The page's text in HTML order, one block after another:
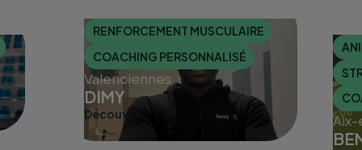
RENFORCEMENT MUSCULAIRE
COACHING PERSONNALISÉ
Valenciennes
DIMY
Découvrir Aix-